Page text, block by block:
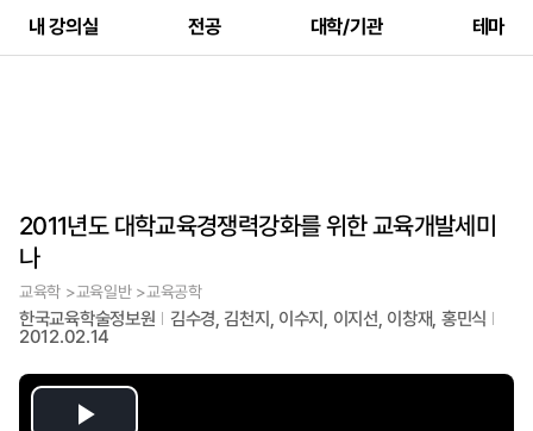
내 강의실 전공 대학/기관 테마
2011년도 대학교육경쟁력강화를 위한 교육개발세미
나
교육학 >교육일반 >교육공학
한국교육학술정보원 김수경, 김천지, 이수지, 이지선, 이창재, 홍민식
2012.02.14